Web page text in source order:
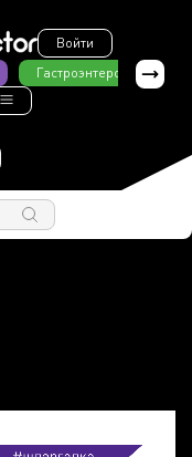
Войти
Гастроэнтерология